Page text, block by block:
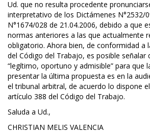
Ud. que no resulta procedente
interpretativo de los Dictámenes N°2532/
N°1674/028 de 21.04.2006, debido a que
normas anteriores a las que actualmente
obligatorio. Ahora bien, de conformidad a
del Código del Trabajo, es posible señalar
“legítimo, oportuno y admisible” para que
presentar la última propuesta es en la
el tribunal arbitral, de acuerdo lo dispone
artículo 388 del Código del Trabajo.
Saluda a Ud.,
CHRISTIAN MELIS VALENCIA